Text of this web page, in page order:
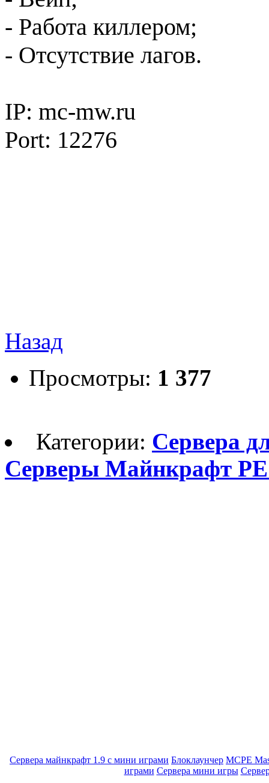
- Работа киллером;
- Отсутствие лагов.
IP: mc-mw.ru
Port: 12276
Назад
Просмотры: 1 377
Категории: Сервера
Серверы Майнкрафт
Сервера майнкрафт 1.9 с мини играми Блоклаунчер MCPE
играми Сервера мини игры